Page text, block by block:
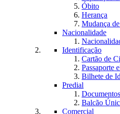
Óbito
Herança
Mudança
Nacionalidade
Identificação
Cartão de
Passaporte
Bilhete de
Predial
Balcão
Comercial